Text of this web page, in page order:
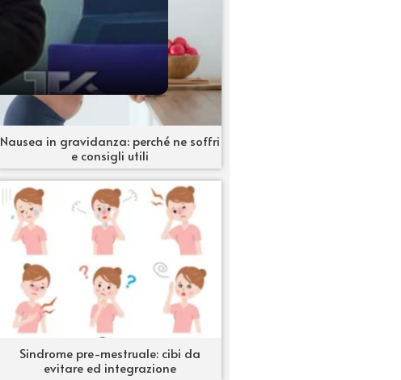
Nausea in gravidanza: perché ne soffri
e consigli utili
Sindrome pre-mestruale: cibi da
evitare ed integrazione